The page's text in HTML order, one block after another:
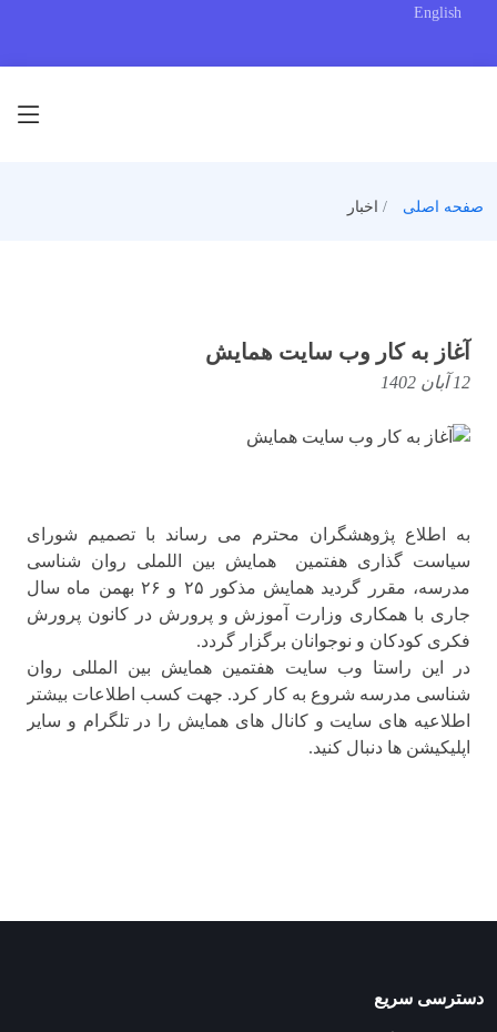
English
صفحه اصلی اخبار
آغاز به کار وب سایت همایش
12 آبان 1402
به اطلاع پژوهشگران محترم می رساند با تصمیم شورای
سیاست گذاری هفتمین همایش بین اللملی روان شناسی
مدرسه، مقرر گردید همایش مذکور ٢۵ و ٢۶ بهمن ماه سال
جاری با همکاری وزارت آموزش و پرورش در کانون پرورش
فکری کودکان و نوجوانان برگزار گردد.
در این راستا وب سایت هفتمین همایش بین المللی روان
شناسی مدرسه شروع به کار کرد. جهت کسب اطلاعات بیشتر
اطلاعیه های سایت و کانال های همایش را در تلگرام و سایر
اپلیکیشن ها دنبال کنید.
دسترسی سریع